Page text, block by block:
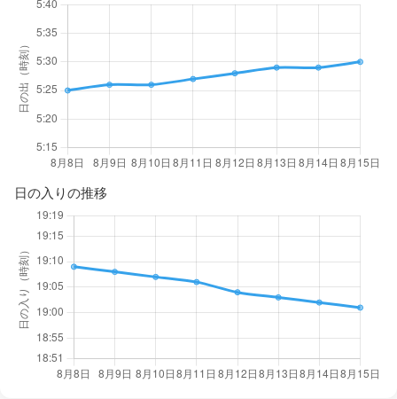
日の入りの推移